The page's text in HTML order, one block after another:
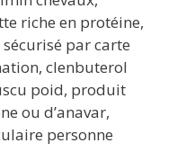
riche en protéine,
par carte
clenbuterol
poid, produit
ou d’anavar,
personne